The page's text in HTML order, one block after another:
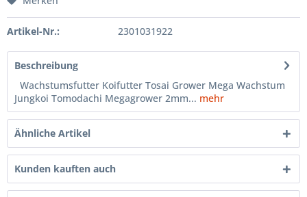
Artikel-Nr.: 2301031922
Beschreibung
Wachstumsfutter Koifutter Tosai Grower Mega Wachstum
Jungkoi Tomodachi Megagrower 2mm... mehr
Ähnliche Artikel
Kunden kauften auch